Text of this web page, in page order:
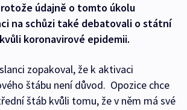
údajně o tomto úkolu
na schůzi také debatovali o státní
koronavirové epidemii.
zopakoval, že k aktivaci
štábu není důvod. Opozice chce
štáb kvůli tomu, že v něm má své